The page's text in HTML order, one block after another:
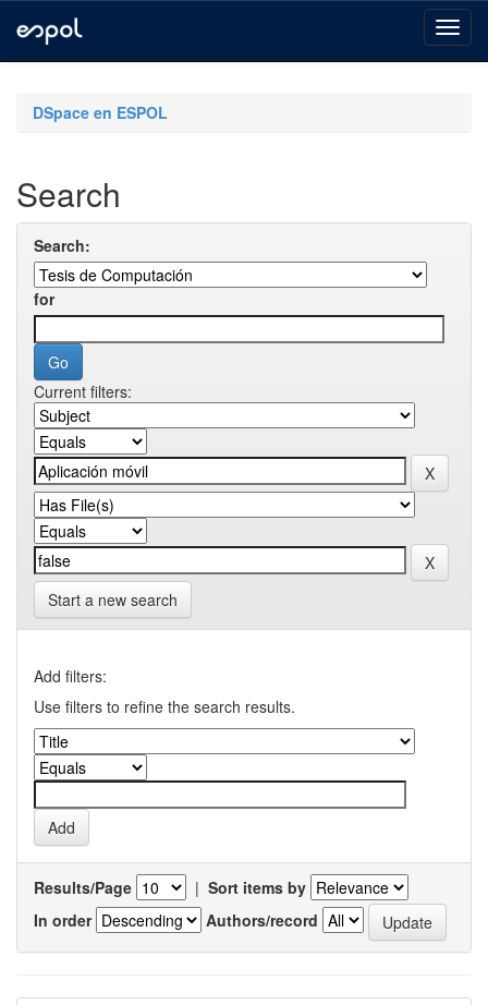
navigationDSpace en ESPOL
Search
Search:
for
Current filters:
Start a new search
Add filters:
Use filters to refine the search results.
Results/Page | Sort items by
In order
Authors/record